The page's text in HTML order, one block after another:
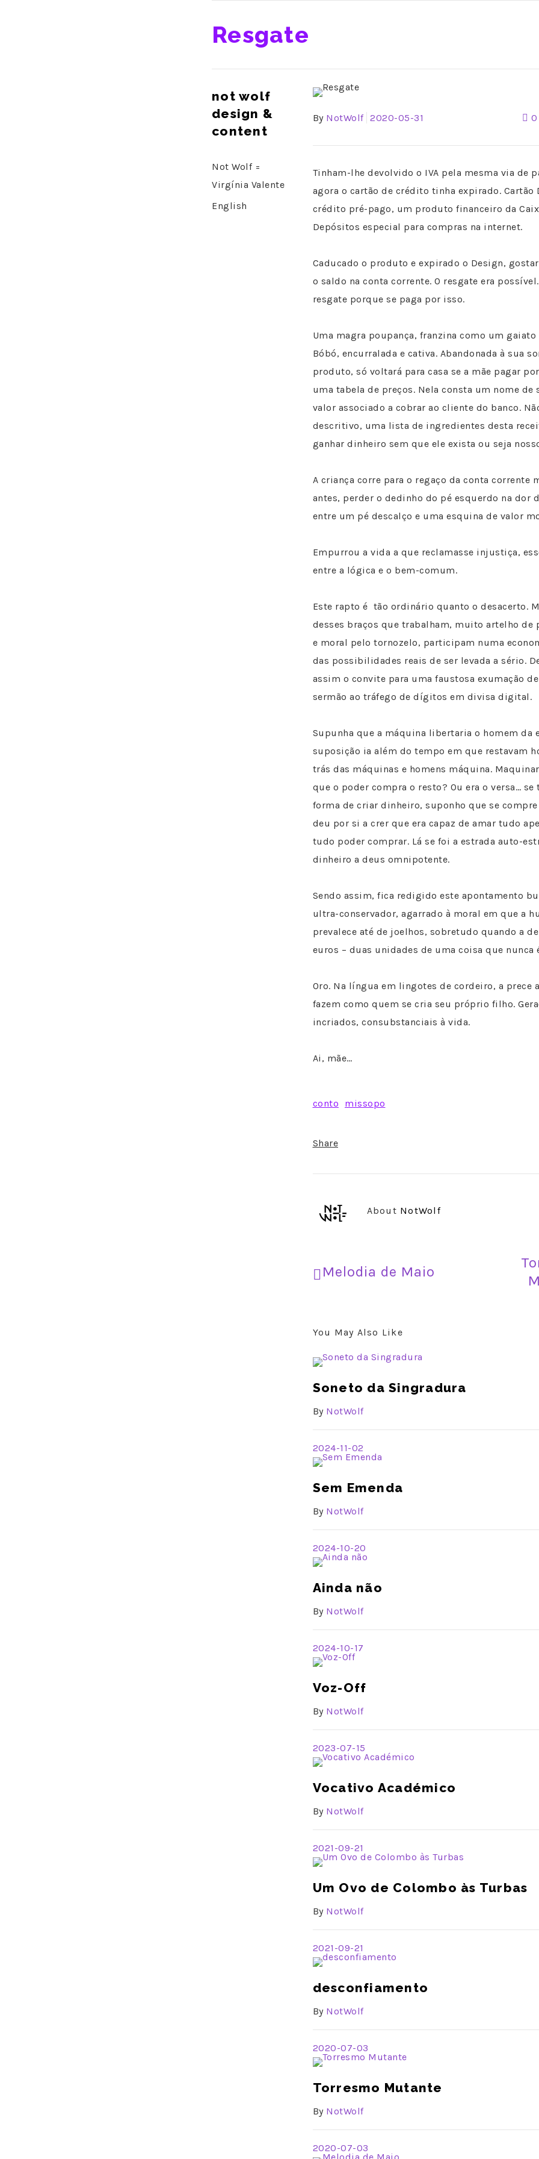
Resgate
By NotWolf 2020-05-31 0
Tinham-lhe devolvido o IVA pela mesma via de
agora o cartão de crédito tinha expirado. Cartão
crédito pré-pago, um produto financeiro da
Depósitos especial para compras na internet.
Caducado o produto e expirado o Design,
o saldo na conta corrente. O resgate era
resgate porque se paga por isso.
Uma magra poupança, franzina como um gaiato
Bóbó, encurralada e cativa. Abandonada à sua
produto, só voltará para casa se a mãe pagar
uma tabela de preços. Nela consta um nome de
valor associado a cobrar ao cliente do banco.
descritivo, uma lista de ingredientes desta
ganhar dinheiro sem que ele exista ou seja
A criança corre para o regaço da conta corrente
antes, perder o dedinho do pé esquerdo na dor
entre um pé descalço e uma esquina de valor
Empurrou a vida a que reclamasse injustiça,
entre a lógica e o bem-comum.
Este rapto é tão ordinário quanto o desacerto.
desses braços que trabalham, muito artelho de
e moral pelo tornozelo, participam numa
das possibilidades reais de ser levada a sério.
assim o convite para uma faustosa exumação
sermão ao tráfego de dígitos em divisa digital.
Supunha que a máquina libertaria o homem da
suposição ia além do tempo em que restavam
trás das máquinas e homens máquina.
que o poder compra o resto? Ou era o versa… se
forma de criar dinheiro, suponho que se compre
deu por si a crer que era capaz de amar tudo
tudo poder comprar. Lá se foi a estrada auto-
dinheiro a deus omnipotente.
Sendo assim, fica redigido este apontamento
ultra-conservador, agarrado à moral em que a
prevalece até de joelhos, sobretudo quando a
euros – duas unidades de uma coisa que nunca
Oro. Na língua em lingotes de cordeiro, a prece
fazem como quem se cria seu próprio filho.
incriados, consubstanciais à vida.
Ai, mãe…
conto missopo
Share
About NotWolf
Melodia de Maio
You May Also Like
Soneto da Singradura
By NotWolf
2024-11-02
Sem Emenda
By NotWolf
2024-10-20
Ainda não
By NotWolf
2024-10-17
Voz-Off
By NotWolf
2023-07-15
Vocativo Académico
By NotWolf
2021-09-21
Um Ovo de Colombo às Turbas
By NotWolf
2021-09-21
desconfiamento
By NotWolf
2020-07-03
Torresmo Mutante
By NotWolf
2020-07-03
not wolf
design &
content
Not Wolf =
Virgínia Valente
English